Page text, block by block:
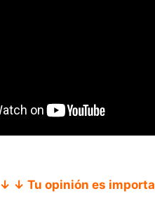
↓ ↓ Tu opinión es